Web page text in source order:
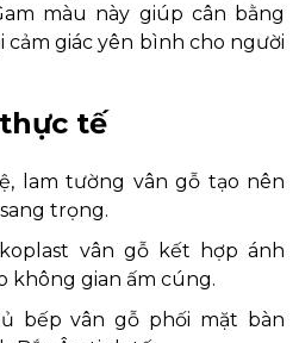
màu này giúp cân bằng
cảm giác yên bình cho người
tế
lam tường vân gỗ tạo nên
trọng.
vân gỗ kết hợp ánh
không gian ấm cúng.
bếp vân gỗ phối mặt bàn